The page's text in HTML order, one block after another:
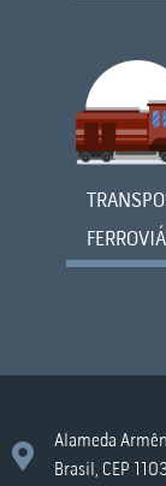
Alameda
Brasil, CEP